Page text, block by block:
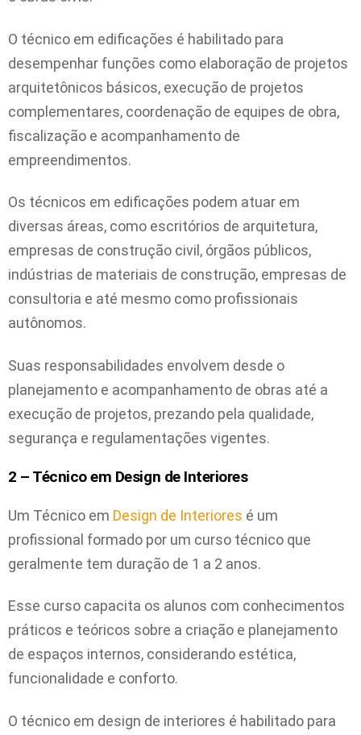
O técnico em edificações é habilitado para
desempenhar funções como elaboração de projetos
arquitetônicos básicos, execução de projetos
complementares, coordenação de equipes de obra,
fiscalização e acompanhamento de
empreendimentos.
Os técnicos em edificações podem atuar em
diversas áreas, como escritórios de arquitetura,
empresas de construção civil, órgãos públicos,
indústrias de materiais de construção, empresas de
consultoria e até mesmo como profissionais
autônomos.
Suas responsabilidades envolvem desde o
planejamento e acompanhamento de obras até a
execução de projetos, prezando pela qualidade,
segurança e regulamentações vigentes.
2 – Técnico em Design de Interiores
Um Técnico em Design de Interiores é um
profissional formado por um curso técnico que
geralmente tem duração de 1 a 2 anos.
Esse curso capacita os alunos com conhecimentos
práticos e teóricos sobre a criação e planejamento
de espaços internos, considerando estética,
funcionalidade e conforto.
O técnico em design de interiores é habilitado para